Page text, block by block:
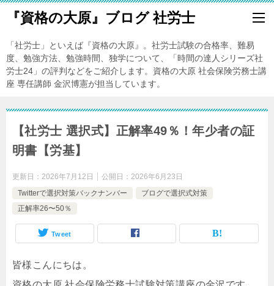
『資格の大原』ブログ 社労士
「社労士」といえば『資格の大原』。社労士試験の合格率、難易
度、勉強方法、勉強時間、独学について、「時間の達人シリーズ社
労士24」の評判などをご紹介します。資格の大原 社会保険労務士講
座 専任講師 金沢博憲が担当しています。
【社労士 選択式】正解率49％！年少者の証
明書【労基】
更新日： 2026年7月12日 公開日： 2026年6月23日
Twitterで選択対策バックナンバー
ブログで選択式対策
正解率26〜50％
Tweet
皆様こんにちは。